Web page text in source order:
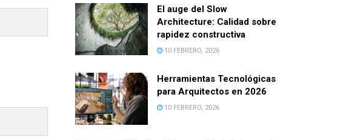
El auge del Slow
Architecture: Calidad sobre
rapidez constructiva
10 FEBRERO, 2026
Herramientas Tecnológicas
para Arquitectos en 2026
10 FEBRERO, 2026